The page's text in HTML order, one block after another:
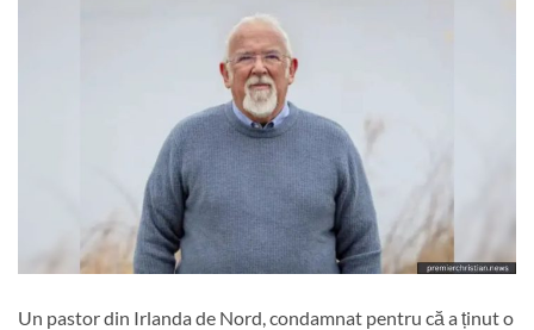
Un pastor din Irlanda de Nord, condamnat pentru că a ținut o